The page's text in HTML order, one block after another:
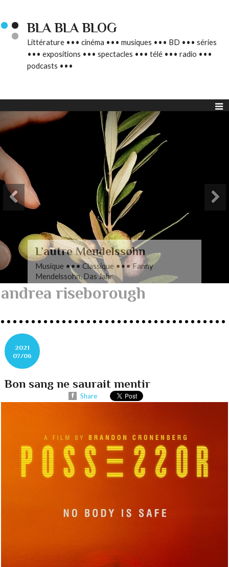
BLA BLA BLOG
Littérature ••• cinéma ••• musiques ••• BD ••• séries
••• expositions ••• spectacles ••• télé ••• radio •••
podcasts •••
L’autre Mendelssohn
Musique ••• Classique ••• Fanny
Mendelssohn, Das Jahr
andrea riseborough
2021
07/06
Bon sang ne saurait mentir
Share